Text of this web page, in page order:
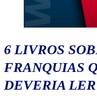
6 LIVROS
FRANQUIAS
DEVERIA LER